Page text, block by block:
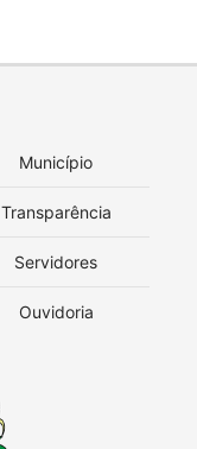
Município
Transparência
Servidores
Ouvidoria